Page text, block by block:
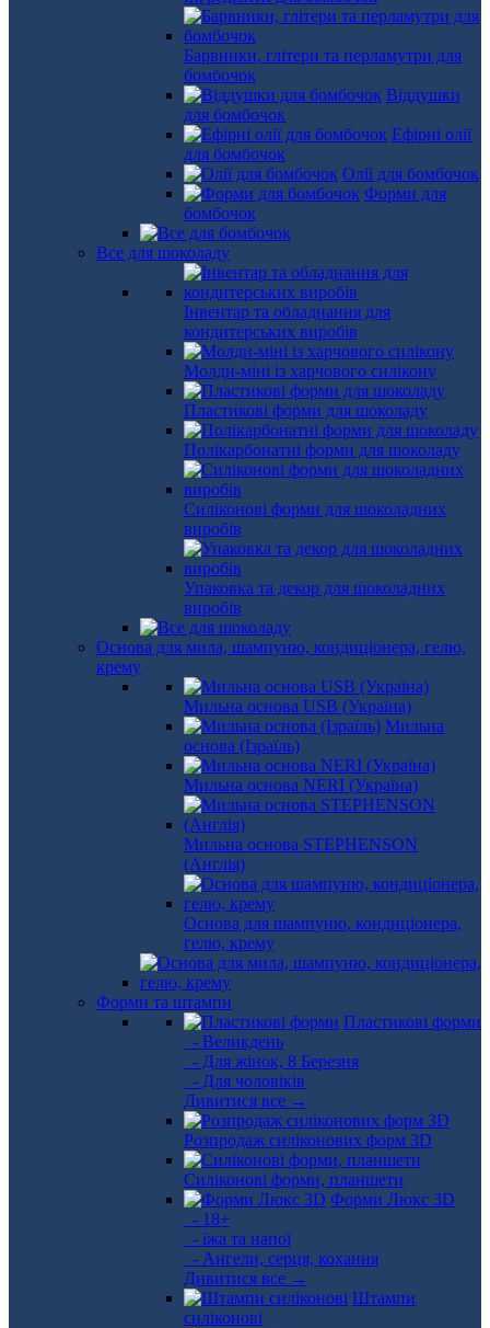
Барвники, глітери та перламутри для
бомбочок
Віддушки
для бомбочок
Ефірні олії
для бомбочок
Олії для бомбочок
Форми для
бомбочок
Все для шоколаду
Інвентар та обладнання для
кондитерських виробів
Молди-міні із харчового силікону
Пластикові форми для шоколаду
Полікарбонатні форми для шоколаду
Силіконові форми для шоколадних
виробів
Упаковка та декор для шоколадних
виробів
Основа для мила, шампуню, кондиціонера, гелю,
крему
Мильна основа USB (Україна)
Мильна
основа (Ізраїль)
Мильна основа NERI (Україна)
Мильна основа STEPHENSON
(Англія)
Основа для шампуню, кондиціонера,
гелю, крему
Форми та штампи
Пластикові форми
- Великдень
- Для жінок, 8 Березня
- Для чоловіків
Дивитися все →
Розпродаж силіконових форм 3D
Силіконові форми, планшети
Форми Люкс 3D
- 18+
- їжа та напої
- Ангели, серця, кохання
Дивитися все →
Штампи
силіконові